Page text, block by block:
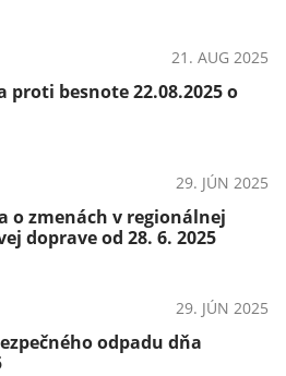
21. AUG 2025
proti besnote 22.08.2025 o
29. JÚN 2025
o zmenách v regionálnej
doprave od 28. 6. 2025
29. JÚN 2025
odpadu dňa